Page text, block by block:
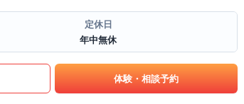
定休日
年中無休
体験・相談予約